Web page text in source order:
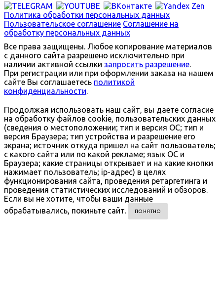
Политика обработки персональных данных
Пользовательское соглашение Соглашение на
обработку персональных данных
Все права защищены. Любое копирование материалов
с данного сайта разрешено исключительно при
наличии активной ссылки запросить разрешение.
При регистрации или при оформлении заказа на нашем
сайте Вы соглашаетесь политикой
конфиденциальности.
Продолжая использовать наш сайт, вы даете согласие
на обработку файлов cookie, пользовательских данных
(сведения о местоположении; тип и версия ОС; тип и
версия Браузера; тип устройства и разрешение его
экрана; источник откуда пришел на сайт пользователь;
с какого сайта или по какой рекламе; язык ОС и
Браузера; какие страницы открывает и на какие кнопки
нажимает пользователь; ip-адрес) в целях
функционирования сайта, проведения ретаргетинга и
проведения статистических исследований и обзоров.
Если вы не хотите, чтобы ваши данные
обрабатывались, покиньте сайт.
ПОНЯТНО